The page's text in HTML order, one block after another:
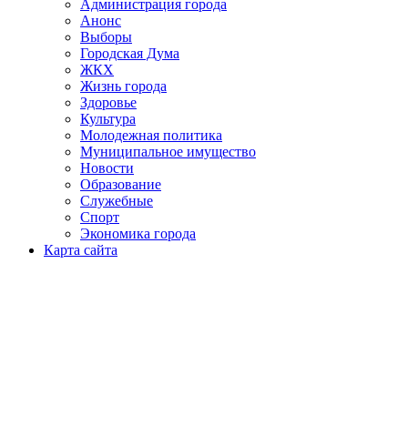
Администрация города
Анонс
Выборы
Городская Дума
ЖКХ
Жизнь города
Здоровье
Культура
Молодежная политика
Муниципальное имущество
Новости
Образование
Служебные
Спорт
Экономика города
Карта сайта